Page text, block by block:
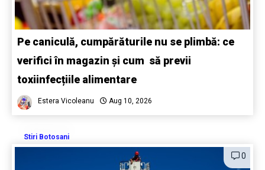
Pe caniculă, cumpărăturile nu se plimbă: ce
verifici în magazin și cum să previi
toxiinfecțiile alimentare
Estera Vicoleanu Aug 10, 2026
Stiri Botosani
0